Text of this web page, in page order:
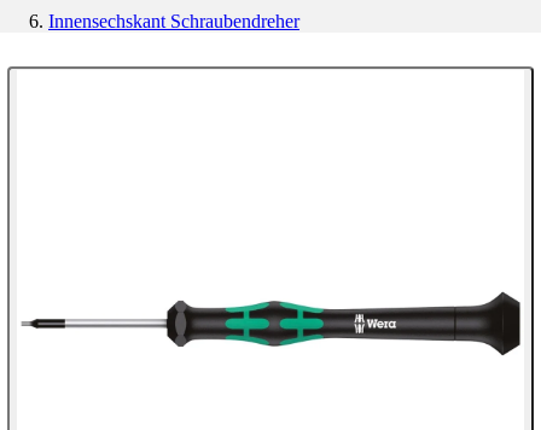
Innensechskant Schraubendreher